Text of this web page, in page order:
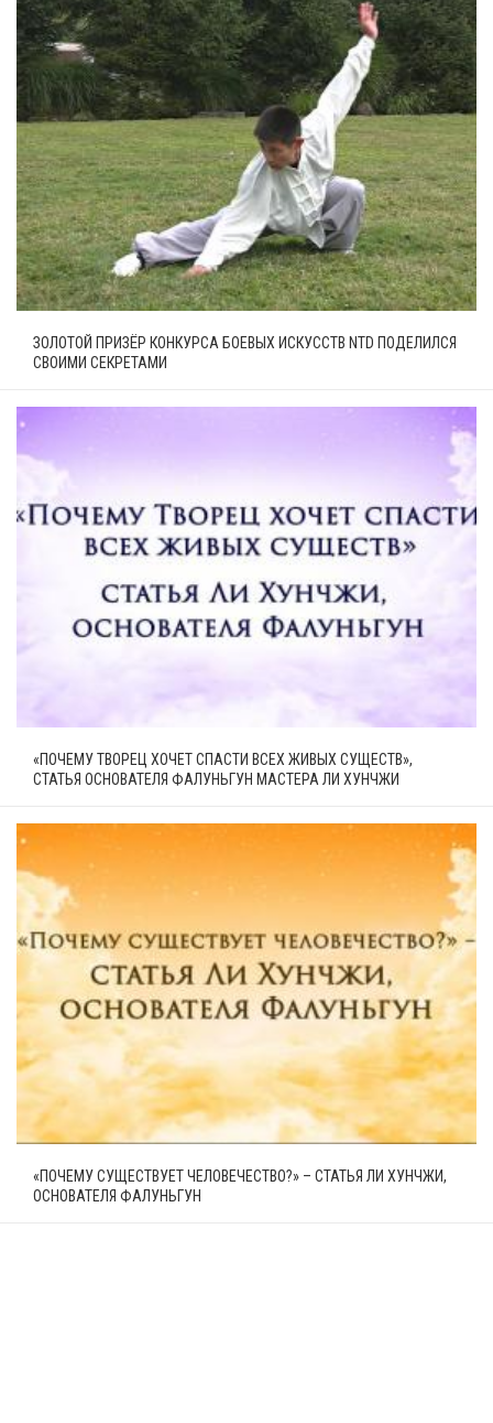
ЗОЛОТОЙ ПРИЗЁР КОНКУРСА БОЕВЫХ ИСКУССТВ NTD ПОДЕЛИЛСЯ
СВОИМИ СЕКРЕТАМИ
«ПОЧЕМУ ТВОРЕЦ ХОЧЕТ СПАСТИ ВСЕХ ЖИВЫХ СУЩЕСТВ»,
СТАТЬЯ ОСНОВАТЕЛЯ ФАЛУНЬГУН МАСТЕРА ЛИ ХУНЧЖИ
«ПОЧЕМУ СУЩЕСТВУЕТ ЧЕЛОВЕЧЕСТВО?» – СТАТЬЯ ЛИ ХУНЧЖИ,
ОСНОВАТЕЛЯ ФАЛУНЬГУН